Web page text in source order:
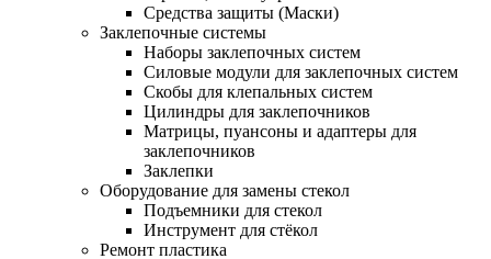
Средства защиты (Маски)
Заклепочные системы
Наборы заклепочных систем
Силовые модули для заклепочных систем
Скобы для клепальных систем
Цилиндры для заклепочников
Матрицы, пуансоны и адаптеры для
заклепочников
Заклепки
Оборудование для замены стекол
Подъемники для стекол
Инструмент для стёкол
Ремонт пластика